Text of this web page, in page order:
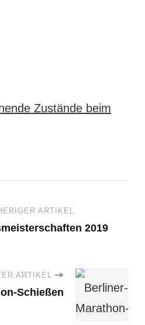
Zustände beim
ARTIKEL
2019
ARTIKEL
Schießen